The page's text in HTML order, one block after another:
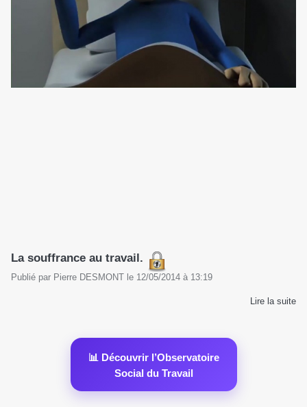
La souffrance au travail.
Publié par Pierre DESMONT le 12/05/2014 à 13:19
Lire la suite
📊 Découvrir l’Observatoire
Social du Travail